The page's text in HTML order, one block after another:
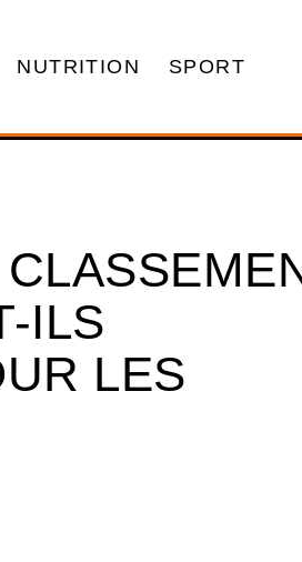
NUTRITION SPORT
ILS
LES